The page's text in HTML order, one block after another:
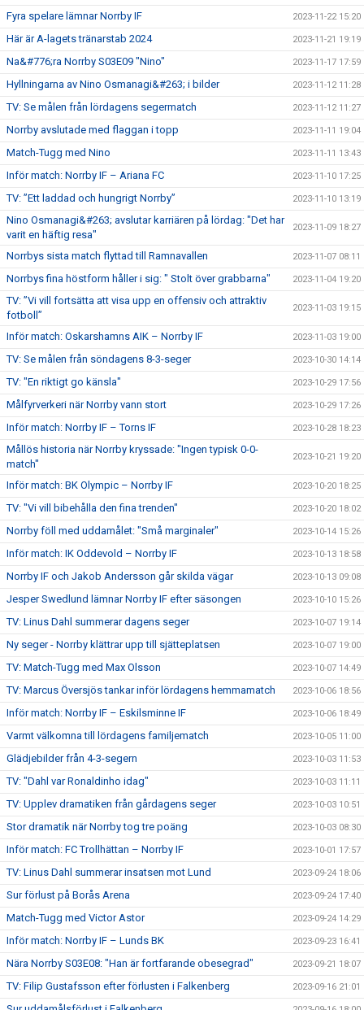
Fyra spelare lämnar Norrby IF 2023-11-22 15:20
Här är A-lagets tränarstab 2024 2023-11-21 19:19
Na&#776;ra Norrby S03E09 "Nino" 2023-11-17 17:59
Hyllningarna av Nino Osmanagi&#263; i bilder 2023-11-12 11:28
TV: Se målen från lördagens segermatch 2023-11-12 11:27
Norrby avslutade med flaggan i topp 2023-11-11 19:04
Match-Tugg med Nino 2023-11-11 13:43
Inför match: Norrby IF – Ariana FC 2023-11-10 17:25
TV: ”Ett laddad och hungrigt Norrby” 2023-11-10 13:19
Nino Osmanagi&#263; avslutar karriären på lördag: "Det har
varit en häftig resa"
2023-11-09 18:27
Norrbys sista match flyttad till Ramnavallen 2023-11-07 08:11
Norrbys fina höstform håller i sig: " Stolt över grabbarna" 2023-11-04 19:20
TV: ”Vi vill fortsätta att visa upp en offensiv och attraktiv
fotboll”
2023-11-03 19:15
Inför match: Oskarshamns AIK – Norrby IF 2023-11-03 19:00
TV: Se målen från söndagens 8-3-seger 2023-10-30 14:14
TV: "En riktigt go känsla" 2023-10-29 17:56
Målfyrverkeri när Norrby vann stort 2023-10-29 17:26
Inför match: Norrby IF – Torns IF 2023-10-28 18:23
Mållös historia när Norrby kryssade: "Ingen typisk 0-0-
match"
2023-10-21 19:20
Inför match: BK Olympic – Norrby IF 2023-10-20 18:25
TV: "Vi vill bibehålla den fina trenden" 2023-10-20 18:02
Norrby föll med uddamålet: "Små marginaler" 2023-10-14 15:26
Inför match: IK Oddevold – Norrby IF 2023-10-13 18:58
Norrby IF och Jakob Andersson går skilda vägar 2023-10-13 09:08
Jesper Swedlund lämnar Norrby IF efter säsongen 2023-10-10 15:26
TV: Linus Dahl summerar dagens seger 2023-10-07 19:14
Ny seger - Norrby klättrar upp till sjätteplatsen 2023-10-07 19:00
TV: Match-Tugg med Max Olsson 2023-10-07 14:49
TV: Marcus Översjös tankar inför lördagens hemmamatch 2023-10-06 18:56
Inför match: Norrby IF – Eskilsminne IF 2023-10-06 18:49
Varmt välkomna till lördagens familjematch 2023-10-05 11:00
Glädjebilder från 4-3-segern 2023-10-03 11:53
TV: "Dahl var Ronaldinho idag" 2023-10-03 11:11
TV: Upplev dramatiken från gårdagens seger 2023-10-03 10:51
Stor dramatik när Norrby tog tre poäng 2023-10-03 08:30
Inför match: FC Trollhättan – Norrby IF 2023-10-01 17:57
TV: Linus Dahl summerar insatsen mot Lund 2023-09-24 18:06
Sur förlust på Borås Arena 2023-09-24 17:40
Match-Tugg med Victor Astor 2023-09-24 14:29
Inför match: Norrby IF – Lunds BK 2023-09-23 16:41
Nära Norrby S03E08: "Han är fortfarande obesegrad" 2023-09-21 18:07
TV: Filip Gustafsson efter förlusten i Falkenberg 2023-09-16 21:01